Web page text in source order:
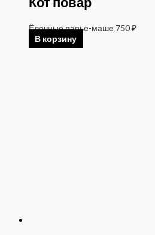
Ёлочные папье-маше 750₽
В корзину